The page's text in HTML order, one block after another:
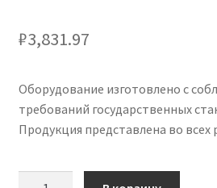
₽3,831.97
Оборудование изготовлено с
требований государственных
Продукция представлена во всех